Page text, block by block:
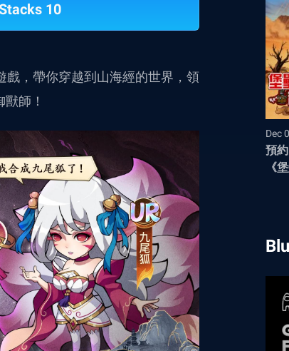
10
戲，帶你穿越到山海經的世界，領
師！
Dec
預
《